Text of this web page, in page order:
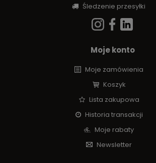
Śledzenie przesyłki
Moje konto
Moje zamówienia
Koszyk
Lista zakupowa
Historia transakcji
Moje rabaty
Newsletter